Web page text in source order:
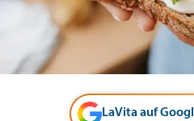
LaVita auf